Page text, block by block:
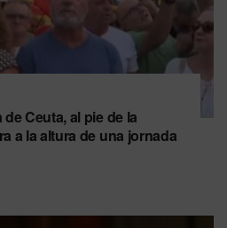
Ceuta, al pie de la
a la altura de una jornada